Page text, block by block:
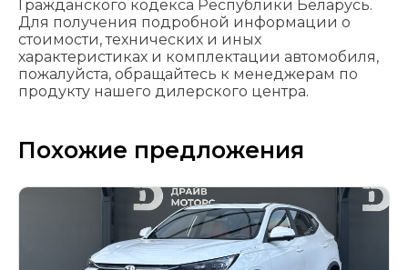
Гражданского кодекса Республики Беларусь.
Для получения подробной информации о
стоимости, технических и иных
характеристиках и комплектации автомобиля,
пожалуйста, обращайтесь к менеджерам по
продукту нашего дилерского центра.
Похожие предложения